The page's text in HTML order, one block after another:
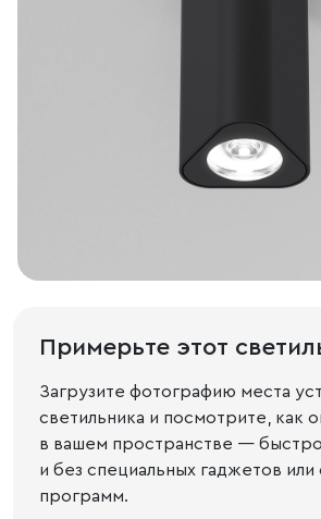
Примерьте этот
Загрузите фотографию места
светильника и посмотрите, как
в вашем пространстве —
и без специальных гаджетов
программ.